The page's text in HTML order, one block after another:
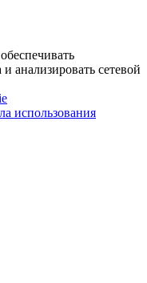
анализировать сетевой
использования